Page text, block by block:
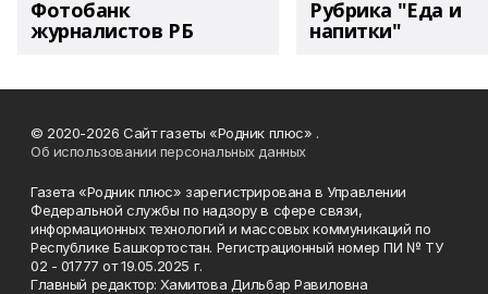
Фотобанк
журналистов РБ
Рубрика "Еда и
напитки"
© 2020-2026 Сайт газеты «Родник плюс» .
Об использовании персональных данных
Газета «Родник плюс» зарегистрирована в Управлении
Федеральной службы по надзору в сфере связи,
информационных технологий и массовых коммуникаций по
Республике Башкортостан. Регистрационный номер ПИ № ТУ
02 - 01777 от 19.05.2025 г.
Главный редактор: Хамитова Дильбар Равиловна